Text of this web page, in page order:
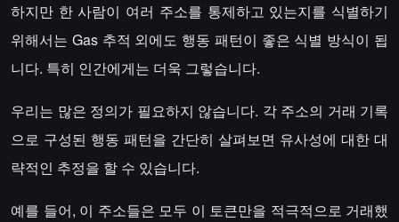
하지만 한 사람이 여러 주소를 통제하고 있는지를 식별하기
위해서는 Gas 추적 외에도 행동 패턴이 좋은 식별 방식이 됩
니다. 특히 인간에게는 더욱 그렇습니다.
우리는 많은 정의가 필요하지 않습니다. 각 주소의 거래 기록
으로 구성된 행동 패턴을 간단히 살펴보면 유사성에 대한 대
략적인 추정을 할 수 있습니다.
예를 들어, 이 주소들은 모두 이 토큰만을 적극적으로 거래했